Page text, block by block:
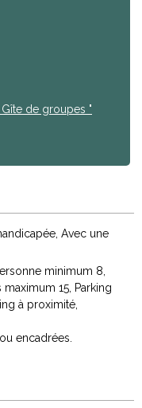
de groupes "
Avec une
minimum 8
maximum 15 Parking
à proximité
encadrées.